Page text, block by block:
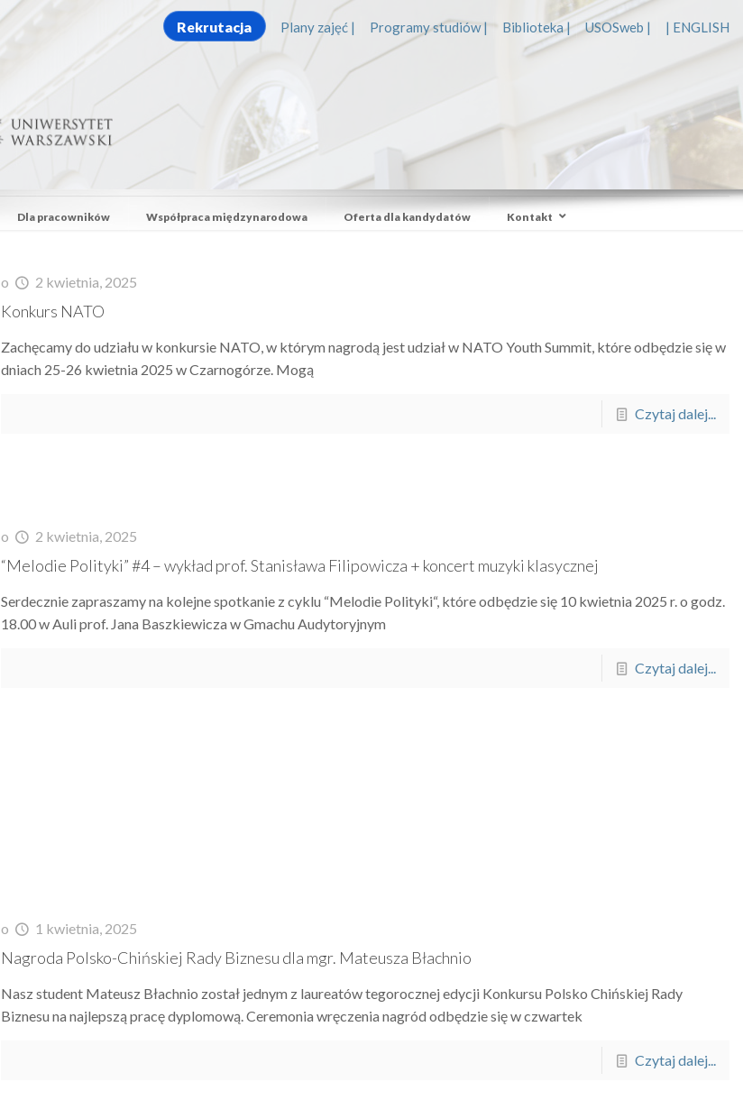
Rekrutacja Plany zajęć | Programy studiów | Biblioteka | USOSweb | | ENGLISH
Dla pracowników Współpraca międzynarodowa Oferta dla kandydatów Kontakt
o 2 kwietnia, 2025
Konkurs NATO
Zachęcamy do udziału w konkursie NATO, w którym nagrodą jest udział w NATO Youth Summit, które odbędzie się w
dniach 25-26 kwietnia 2025 w Czarnogórze. Mogą
Czytaj dalej...
o 2 kwietnia, 2025
“Melodie Polityki” #4 – wykład prof. Stanisława Filipowicza + koncert muzyki klasycznej
Serdecznie zapraszamy na kolejne spotkanie z cyklu “Melodie Polityki“, które odbędzie się 10 kwietnia 2025 r. o godz.
18.00 w Auli prof. Jana Baszkiewicza w Gmachu Audytoryjnym
Czytaj dalej...
o 1 kwietnia, 2025
Nagroda Polsko-Chińskiej Rady Biznesu dla mgr. Mateusza Błachnio
Nasz student Mateusz Błachnio został jednym z laureatów tegorocznej edycji Konkursu Polsko Chińskiej Rady
Biznesu na najlepszą pracę dyplomową. Ceremonia wręczenia nagród odbędzie się w czwartek
Czytaj dalej...